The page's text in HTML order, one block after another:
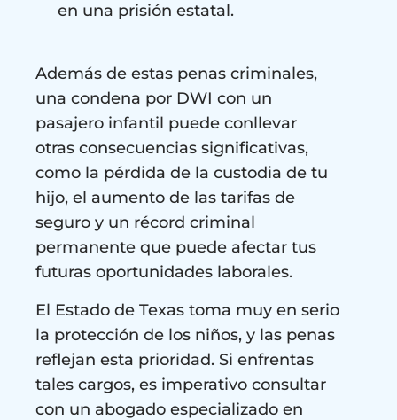
en una prisión estatal.
Además de estas penas criminales,
una condena por DWI con un
pasajero infantil puede conllevar
otras consecuencias significativas,
como la pérdida de la custodia de tu
hijo, el aumento de las tarifas de
seguro y un récord criminal
permanente que puede afectar tus
futuras oportunidades laborales.
El Estado de Texas toma muy en serio
la protección de los niños, y las penas
reflejan esta prioridad. Si enfrentas
tales cargos, es imperativo consultar
con un abogado especializado en